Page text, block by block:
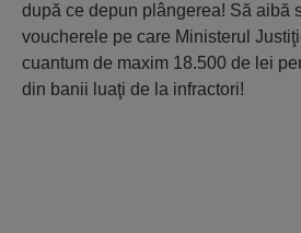
după ce depun plângerea! Să aibă
voucherele pe care Ministerul
cuantum de maxim 18.500 de lei
din banii luaţi de la infractori!